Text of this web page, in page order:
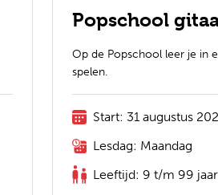
Popschool
Op de Popschool leer je in
spelen.
Start: 31 augustus
Lesdag: Maandag
Leeftijd: 9 t/m 99 jaar